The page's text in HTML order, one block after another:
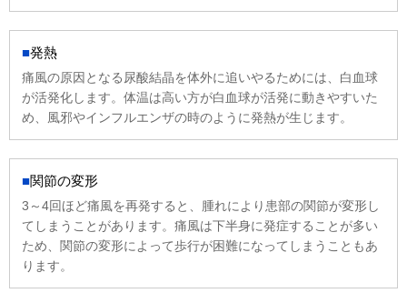
発熱
痛風の原因となる尿酸結晶を体外に追いやるためには、白血球
が活発化します。体温は高い方が白血球が活発に動きやすいた
め、風邪やインフルエンザの時のように発熱が生じます。
関節の変形
3～4回ほど痛風を再発すると、腫れにより患部の関節が変形し
てしまうことがあります。痛風は下半身に発症することが多い
ため、関節の変形によって歩行が困難になってしまうこともあ
ります。